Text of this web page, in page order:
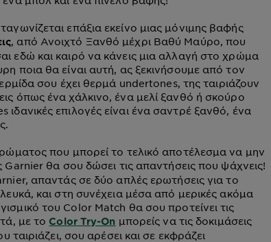
επάξια εκείνο μιας μόνιμης βαφής
, από Ανοιχτό Ξανθό μέχρι Βαθύ Μαύρο, που
εδώ και καιρό να κάνεις μια αλλαγή στο χρώμα
ποια θα είναι αυτή, ας ξεκινήσουμε από τον
σου έχει θερμά undertones, της ταιριάζουν
όπως ένα χάλκινο, ένα μελί ξανθό ή σκούρο
επιλογές είναι ένα σαντρέ ξανθό, ένα
που μπορεί το τελικό αποτέλεσμα να μην
Garnier θα σου δώσει τις απαντήσεις που ψάχνεις!
απαντάς σε δύο απλές ερωτήσεις για το
και στη συνέχεια μέσα από μερικές ακόμα
του Color Match θα σου προτείνει τις
με το Color Try-On μπορείς να τις δοκιμάσεις
ταιριάζει, σου αρέσει και σε εκφράζει